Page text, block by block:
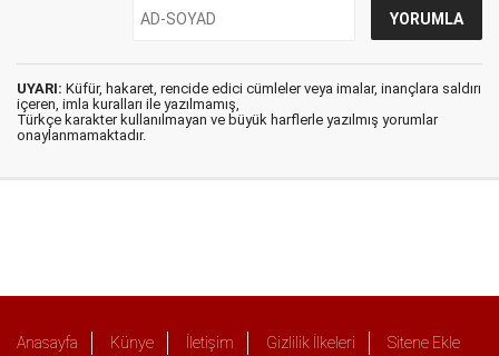
UYARI: Küfür, hakaret, rencide edici cümleler veya imalar, inançlara saldırı
içeren, imla kuralları ile yazılmamış,
Türkçe karakter kullanılmayan ve büyük harflerle yazılmış yorumlar
onaylanmamaktadır.
Anasayfa Künye İletişim Gizlilik İlkeleri Sitene Ekle